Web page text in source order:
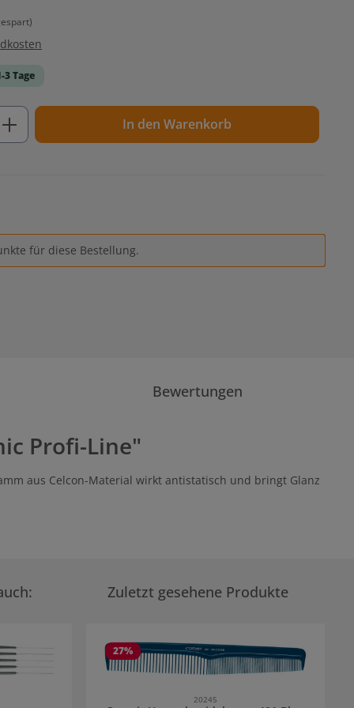
Tage
den gewünschten Wert ein oder
In den Warenkorb
für diese Bestellung.
Bewertungen
Profi-Line"
aus Celcon-Material wirkt antistatisch und bringt Glanz
Zuletzt gesehene Produkte
27%
20245